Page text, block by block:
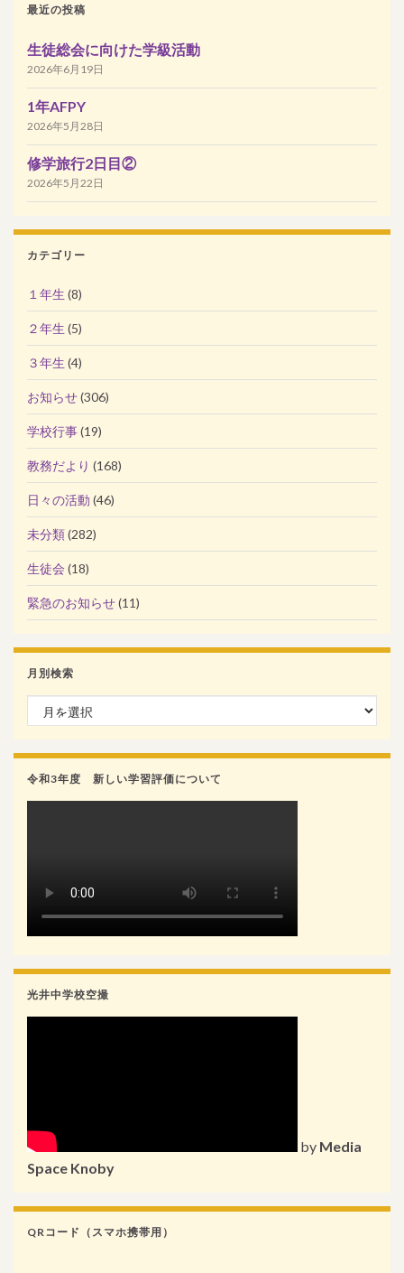
最近の投稿
生徒総会に向けた学級活動
2026年6月19日
1年AFPY
2026年5月28日
修学旅行2日目②
2026年5月22日
カテゴリー
１年生 (8)
２年生 (5)
３年生 (4)
お知らせ(306)
学校行事(19)
教務だより (168)
日々の活動 (46)
未分類(282)
生徒会 (18)
緊急のお知らせ(11)
月別検索
月別検索
令和3年度 新しい学習評価について
光井中学校空撮
by Media
Space Knoby
QRコード（スマホ携帯用）